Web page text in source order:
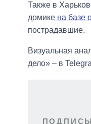
Также в
домике на базе
пострадавшие.
Визуальная
дело» – в